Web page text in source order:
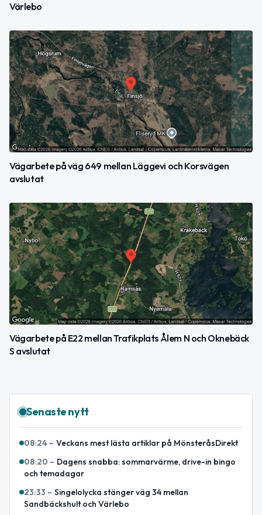
Värlebo
Vägarbete på väg 649 mellan Läggevi och Korsvägen
avslutat
Vägarbete på E22 mellan Trafikplats Ålem N och Oknebäck
S avslutat
Senaste nytt
08:24 – Veckans mest lästa artiklar på MönsteråsDirekt
08:20 – Dagens snabba: sommarvärme, drive-in bingo
och temadagar
23:33 – Singelolycka stänger väg 34 mellan
Sandbäckshult och Värlebo